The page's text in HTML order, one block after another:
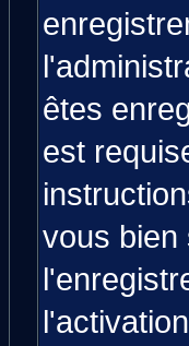
êtes
est
vous bien